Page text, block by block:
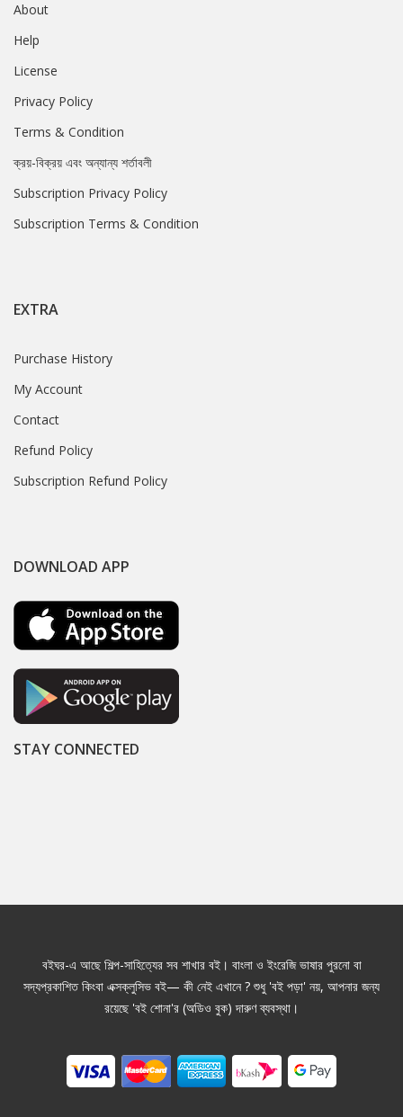
About
Help
License
Privacy Policy
Terms & Condition
ক্রয়-বিক্রয় এবং অন্যান্য শর্তাবলী
Subscription Privacy Policy
Subscription Terms & Condition
EXTRA
Purchase History
My Account
Contact
Refund Policy
Subscription Refund Policy
DOWNLOAD APP
STAY CONNECTED
বইঘর-এ আছে শিল্প-সাহিত্যের সব শাখার বই। বাংলা ও ইংরেজি ভাষার পুরনো বা
সদ্যপ্রকাশিত কিংবা এক্সক্লুসিভ বই— কী নেই এখানে ? শুধু 'বই পড়া' নয়, আপনার জন্য
রয়েছে 'বই শোনা'র (অডিও বুক) দারুণ ব্যবস্থা।